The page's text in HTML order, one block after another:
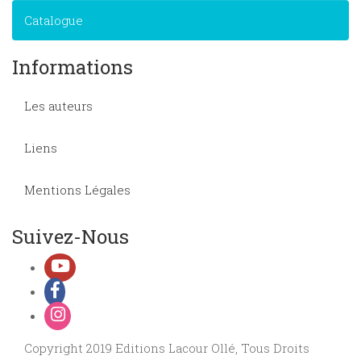
Catalogue
Informations
Les auteurs
Liens
Mentions Légales
Suivez-Nous
Copyright 2019 Editions Lacour Ollé, Tous Droits